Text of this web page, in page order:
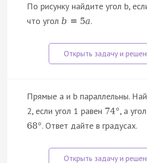
По рисунку найдите угол b,
что угол b = 5a.
Прямые a и b параллельны.
2, если угол 1 равен 74°, а
68°. Ответ дайте в градусах.